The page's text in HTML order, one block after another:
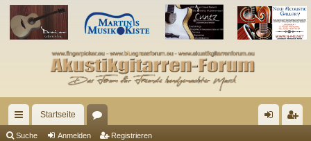
ch
Startseite
Suche Anmelden Registrieren